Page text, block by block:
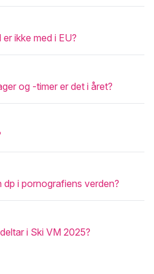
ikke med i EU?
og -timer er det i året?
i pornografiens verden?
i Ski VM 2025?